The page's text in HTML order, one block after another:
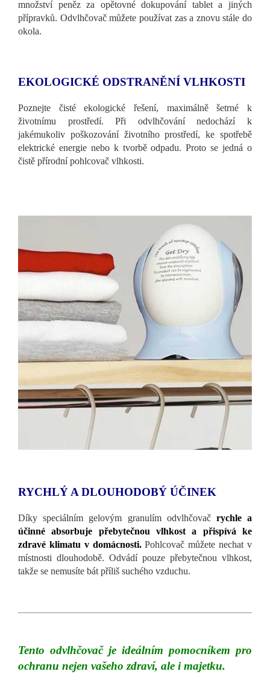
množství peněz za opětovné dokupování tablet a jiných
přípravků. Odvlhčovač můžete používat zas a znovu stále do
okola.
EKOLOGICKÉ ODSTRANĚNÍ VLHKOSTI
Poznejte čisté ekologické řešení, maximálně šetrné k
životnímu prostředí. Při odvlhčování nedochází k
jakémukoliv poškozování životního prostředí, ke spotřebě
elektrické energie nebo k tvorbě odpadu. Proto se jedná o
čistě přírodní pohlcovač vlhkosti.
RYCHLÝ A DLOUHODOBÝ ÚČINEK
Díky speciálním gelovým granulím odvlhčovač rychle a
účinné absorbuje přebytečnou vlhkost a přispívá ke
zdravé klimatu v domácnosti.Pohlcovač můžete nechat v
místnosti dlouhodobě. Odvádí pouze přebytečnou vlhkost,
takže se nemusíte bát příliš suchého vzduchu.
Tento odvlhčovač je ideálním pomocníkem pro
ochranu nejen vašeho zdraví, ale i majetku.